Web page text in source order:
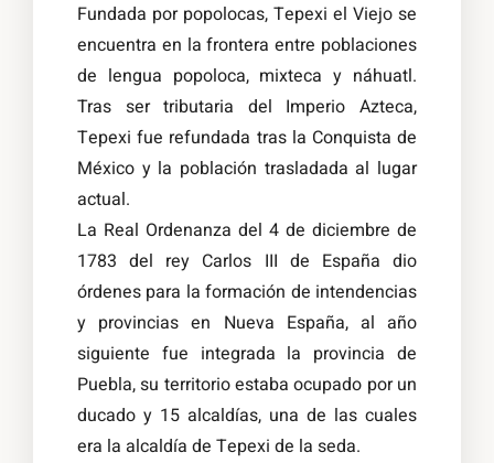
Fundada por popolocas, Tepexi el Viejo se
encuentra en la frontera entre poblaciones
de lengua popoloca, mixteca y náhuatl.
Tras ser tributaria del Imperio Azteca,
Tepexi fue refundada tras la Conquista de
México y la población trasladada al lugar
actual.
La Real Ordenanza del 4 de diciembre de
1783 del rey Carlos III de España dio
órdenes para la formación de intendencias
y provincias en Nueva España, al año
siguiente fue integrada la provincia de
Puebla, su territorio estaba ocupado por un
ducado y 15 alcaldías, una de las cuales
era la alcaldía de Tepexi de la seda.